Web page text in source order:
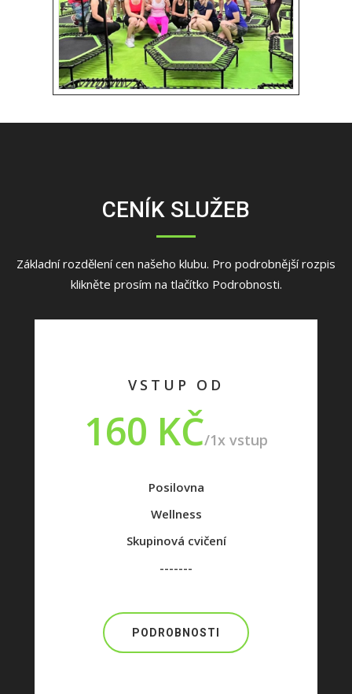
CENÍK SLUŽEB
Základní rozdělení cen našeho klubu. Pro podrobnější rozpis
klikněte prosím na tlačítko Podrobnosti.
VSTUP OD
160 KČ/1x vstup
Posilovna
Wellness
Skupinová cvičení
-------
PODROBNOSTI